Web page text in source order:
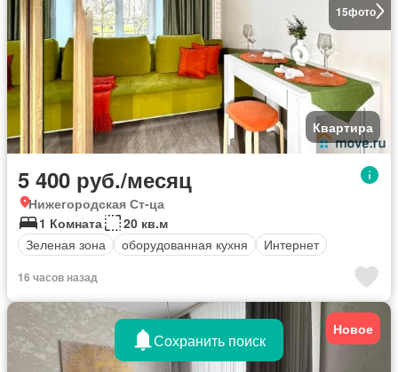
15фото
Квартира
5 400 руб./месяц
Нижегородская Ст-ца
1 Комната
20 кв.м
Зеленая зона
оборудованная кухня Интернет
16 часов назад
Новое
Сохранить поиск